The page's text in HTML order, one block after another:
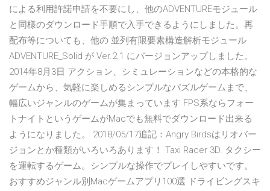
による利用許諾申請を不要にし、他のADVENTUREモジュール
と同様のダウンロード手順で入手できるようにしました。再
配布等についても、他の 並列有限要素構造解析モジュール
ADVENTURE_Solid が Ver.2.1 にバージョンアップしました。
2014年8月3日 アクション、シミュレーションなどの本格的な
ゲームから、気軽に楽しめるシンプルなパズルゲームまで、
幅広いジャンルのゲームが集まっています FPS系ならフォー
トナイトというゲームがMacでも無料でダウンロード出来る
ようになりました。 2018/05/17追記：Angry Birdsはリオバー
ジョンとか種類がいろいろあります！ Taxi Racer 3D. タクシー
を運転するゲーム。シンプルな操作でプレイしやすいです。
おすすめジャンル別Macゲームアプリ100選 ドライビングスキ